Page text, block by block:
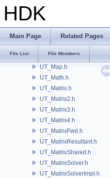
HDK
Main Page Related Pages
File List File Members
UT_LRUCache.h
UT_Main.h
UT_MakePtrConst.h
UT_MakeShared.h
UT_Map.h
UT_Math.h
UT_Matrix.h
UT_Matrix2.h
UT_Matrix3.h
UT_Matrix4.h
UT_MatrixFwd.h
UT_MatrixResultant.h
UT_MatrixShared.h
UT_MatrixSolver.h
UT_MatrixSolverImpl.h